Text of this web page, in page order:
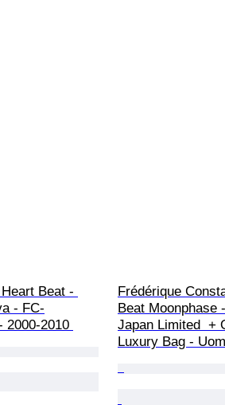
Beat -
- FC-
2000-2010
Frédérique
Beat Moonphase
Japan Limited  +
Luxury Bag -